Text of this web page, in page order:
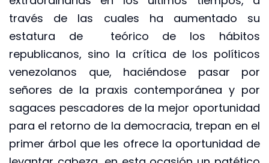
través de las cuales ha aumentado su
estatura de teórico de los hábitos
republicanos, sino la crítica de los políticos
venezolanos que, haciéndose pasar por
señores de la praxis contemporánea y por
sagaces pescadores de la mejor oportunidad
para el retorno de la democracia, trepan en el
primer árbol que les ofrece la oportunidad de